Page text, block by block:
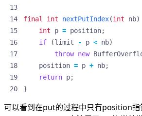
final int nextPutIndex(int nb)
int
p = position;
if
(limit - p < nb)
throw new
position = p + nb;
return p;
}
可以看到在put的过程中只有position指